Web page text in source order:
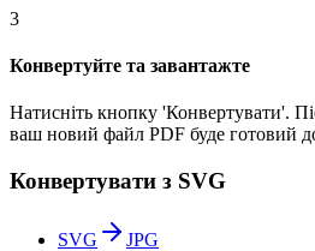
3
Конвертуйте та завантажте
Натисніть кнопку 'Конвертувати'.
ваш новий файл PDF буде готовий
Конвертувати з SVG
SVG
JPG